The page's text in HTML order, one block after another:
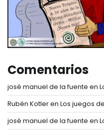
Comentarios
josé manuel de la fuente en
Rubén Kotleren Los juegos
josé manuel de la fuente en